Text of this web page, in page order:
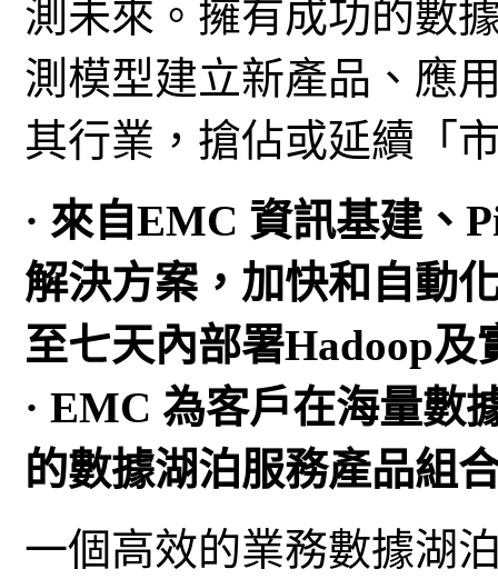
測未來。擁有成功的數
測模型建立新產品、應
其行業，搶佔或延續「
· 來自EMC 資訊基建、
解決方案，加快和自動
至七天內部署Hadoop及
· EMC 為客戶在海量數
的數據湖泊服務產品組
一個高效的業務數據湖